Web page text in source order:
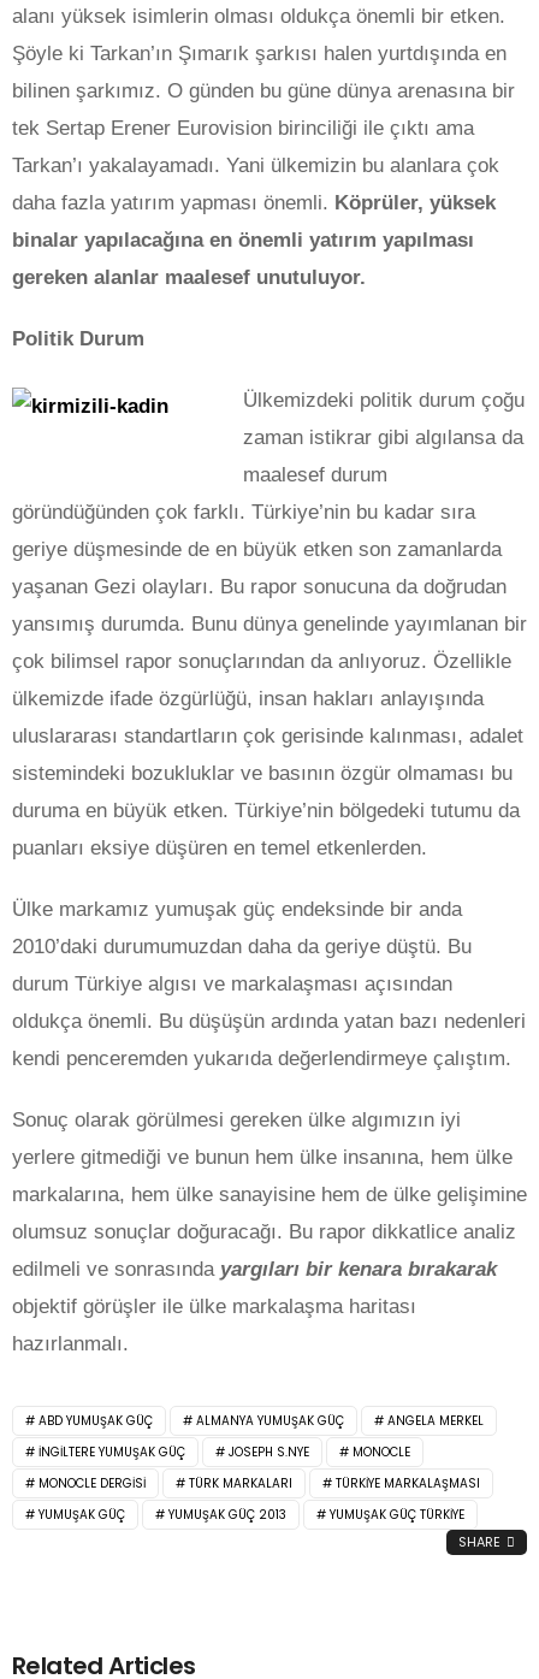
alanı yüksek isimlerin olması oldukça önemli bir etken.
Şöyle ki Tarkan’ın Şımarık şarkısı halen yurtdışında en
bilinen şarkımız. O günden bu güne dünya arenasına bir
tek Sertap Erener Eurovision birinciliği ile çıktı ama
Tarkan’ı yakalayamadı. Yani ülkemizin bu alanlara çok
daha fazla yatırım yapması önemli. Köprüler, yüksek
binalar yapılacağına en önemli yatırım yapılması
gereken alanlar maalesef unutuluyor.
Politik Durum
Ülkemizdeki politik durum çoğu
zaman istikrar gibi algılansa da
maalesef durum
göründüğünden çok farklı. Türkiye’nin bu kadar sıra
geriye düşmesinde de en büyük etken son zamanlarda
yaşanan Gezi olayları. Bu rapor sonucuna da doğrudan
yansımış durumda. Bunu dünya genelinde yayımlanan bir
çok bilimsel rapor sonuçlarından da anlıyoruz. Özellikle
ülkemizde ifade özgürlüğü, insan hakları anlayışında
uluslararası standartların çok gerisinde kalınması, adalet
sistemindeki bozukluklar ve basının özgür olmaması bu
duruma en büyük etken. Türkiye’nin bölgedeki tutumu da
puanları eksiye düşüren en temel etkenlerden.
Ülke markamız yumuşak güç endeksinde bir anda
2010’daki durumumuzdan daha da geriye düştü. Bu
durum Türkiye algısı ve markalaşması açısından
oldukça önemli. Bu düşüşün ardında yatan bazı nedenleri
kendi penceremden yukarıda değerlendirmeye çalıştım.
Sonuç olarak görülmesi gereken ülke algımızın iyi
yerlere gitmediği ve bunun hem ülke insanına, hem ülke
markalarına, hem ülke sanayisine hem de ülke gelişimine
olumsuz sonuçlar doğuracağı. Bu rapor dikkatlice analiz
edilmeli ve sonrasında yargıları bir kenara bırakarak
objektif görüşler ile ülke markalaşma haritası
hazırlanmalı.
ABD YUMUŞAK GÜÇ ALMANYA YUMUŞAK GÜÇ
ANGELA MERKEL
INGILTERE YUMUŞAK GÜÇ
JOSEPH S.NYE
MONOCLE
MONOCLE DERGISI
TÜRK MARKALARI
TÜRKIYE MARKALAŞMASI
YUMUŞAK GÜÇ
YUMUŞAK GÜÇ 2013 YUMUŞAK GÜÇ TÜRKIYE
SHARE
Related Articles